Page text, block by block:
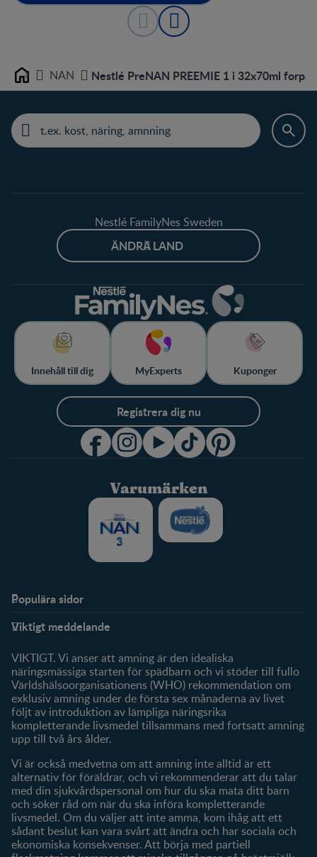
Home NAN Nestlé PreNAN PREEMIE 1 i 32x70ml
Nestlé FamilyNes Sweden
ÄNDRA LAND
Innehåll till dig MyExperts Kuponger
Registrera dig nu
Varumärken
Populära sidor
FAQ
Om oss
Fråga våra experter
Klubbförmåner
Mitt konto
Produkter
Våra varumärken
Viktigt meddelande
VIKTIGT. Vi anser att amning är den idealiska
näringsmässiga starten för spädbarn och vi stöder till fullo
Världshälsoorganisationens (WHO) rekommendation om
exklusiv amning under de första sex månaderna av livet
följt av introduktion av lämpliga näringsrika
kompletterande livsmedel tillsammans med fortsatt amning
upp till två års ålder.
Vi är också medvetna om att amning inte alltid är ett
alternativ för föräldrar, och vi rekommenderar att du talar
med din sjukvårdspersonal om hur du ska mata ditt barn
och söker råd om när du ska införa kompletterande
livsmedel. Om du väljer att inte amma, kom ihåg att ett
sådant beslut kan vara svårt att ändra och har sociala och
ekonomiska konsekvenser. Att börja med partiell